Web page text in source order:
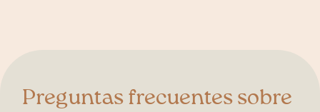
Preguntas frecuentes sobre